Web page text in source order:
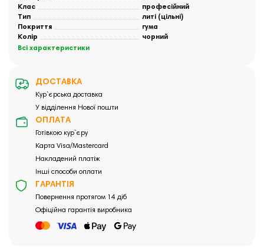
Клас
професійний
Тип
литі (цільні)
Покриття
гума
Колір
чорний
Всі характеристики
ДОСТАВКА
Кур`єрська доставка
У відділення Нової пошти
ОПЛАТА
Готівкою кур`єру
Карта Visa/Mastercard
Накладений платіж
Інші способи оплати
ГАРАНТІЯ
Повернення протягом 14 діб
Офіційна гарантія виробника